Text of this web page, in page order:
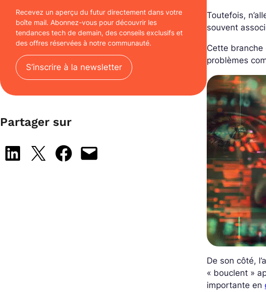
Recevez un aperçu du futur directement dans votre
boîte mail. Abonnez-vous pour découvrir les
tendances tech de demain, des conseils exclusifs et
des offres réservées à notre communauté.
S’inscrire à la newsletter
Partager sur
Share on LinkedIn
Share on X Share on Facebook
Email this Page
Toutefois,
souvent
Cette
problèmes
De son côté,
« bouclent »
importante en